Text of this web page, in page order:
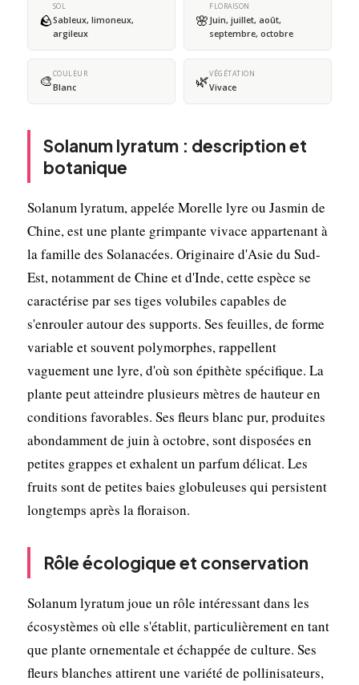
🪨
SOL
Sableux, limoneux,
argileux
🌸
FLORAISON
Juin, juillet, août,
septembre, octobre
🎨COULEUR
Blanc 🌿VÉGÉTATION
Vivace
Solanum lyratum : description et
botanique
Solanum lyratum, appelée Morelle lyre ou Jasmin de
Chine, est une plante grimpante vivace appartenant à
la famille des Solanacées. Originaire d'Asie du Sud-
Est, notamment de Chine et d'Inde, cette espèce se
caractérise par ses tiges volubiles capables de
s'enrouler autour des supports. Ses feuilles, de forme
variable et souvent polymorphes, rappellent
vaguement une lyre, d'où son épithète spécifique. La
plante peut atteindre plusieurs mètres de hauteur en
conditions favorables. Ses fleurs blanc pur, produites
abondamment de juin à octobre, sont disposées en
petites grappes et exhalent un parfum délicat. Les
fruits sont de petites baies globuleuses qui persistent
longtemps après la floraison.
Rôle écologique et conservation
Solanum lyratum joue un rôle intéressant dans les
écosystèmes où elle s'établit, particulièrement en tant
que plante ornementale et échappée de culture. Ses
fleurs blanches attirent une variété de pollinisateurs,